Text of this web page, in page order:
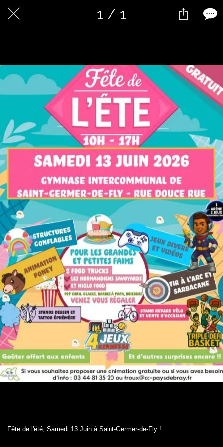
1 / 1
Fête de l'été, Samedi 13 Juin à Saint-Germer-de-Fly !